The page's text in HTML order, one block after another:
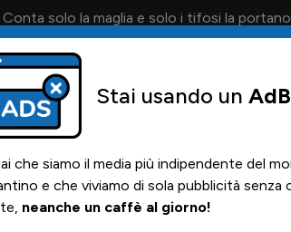
Conta solo la maglia e solo i tifosi la
Il 12° Uomo
Stai usando un
che siamo il media più indipendente del
e che viviamo di sola pubblicità senza
neanche un caffè al giorno!